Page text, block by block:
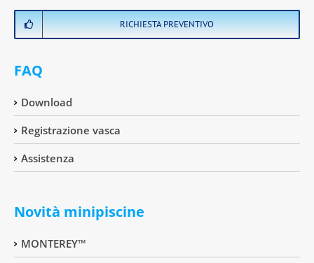
RICHIESTA PREVENTIVO
FAQ
Download
Registrazione vasca
Assistenza
Novità minipiscine
MONTEREY™